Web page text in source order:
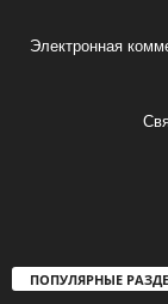
Электронная
ПОПУЛЯРНЫЕ